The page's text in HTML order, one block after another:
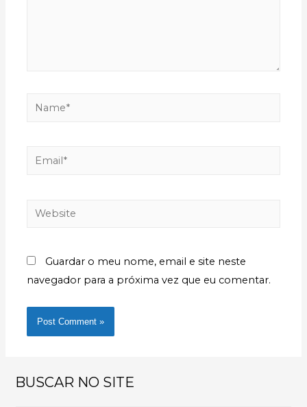
Guardar o meu nome, email e site neste
navegador para a próxima vez que eu comentar.
BUSCAR NO SITE